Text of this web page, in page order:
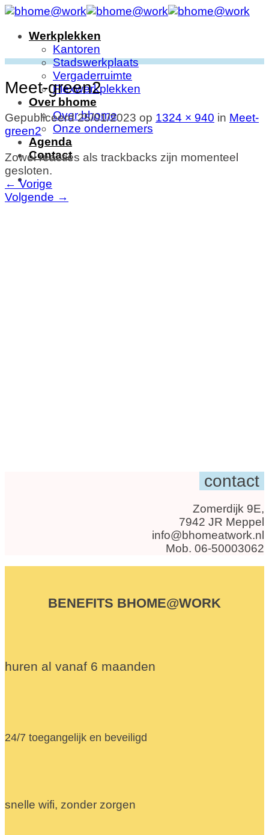
Ga
inhoudWerkplekken
Kantoren
Stadswerkplaats
Vergaderruimte
Flexwerkplekken
Over bhome
Over bhome
Onze ondernemers
Agenda
Contact
Meet-green2
Gepubliceerd25/01/2023 op 1324 × 940 in Meet-
green2
Zowel reacties als trackbacks zijn momenteel
gesloten.
← Vorige
Volgende →
contact
Zomerdijk 9E,
7942 JR Meppel
info@bhomeatwork.nl
Mob. 06-50003062
BENEFITS BHOME@WORK
huren al vanaf 6 maanden
24/7 toegangelijk en beveiligd
snelle wifi, zonder zorgen